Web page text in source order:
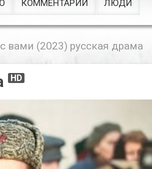
КОММЕНТАРИИ ЛЮДИ
вами (2023) русская драма
HD